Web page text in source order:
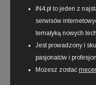
IN4.pl to jeden z
serwisów
tematyką nowych
Jest prowadzony i
pasjonatów i
Możesz zostać